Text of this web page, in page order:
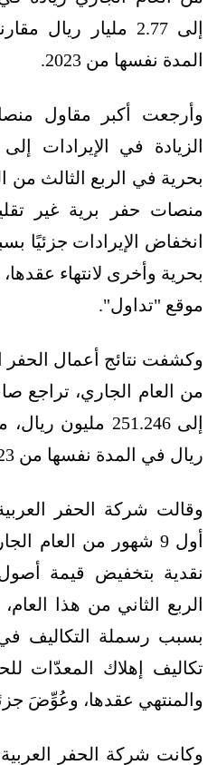
المدة نفسها من 2023.
وأرجعت أكبر مقاول
منصات حفر برية غير
بحرية وأخرى لانتهاء
موقع "تداول".
ريال في المدة نفسها من 2023.
وقالت شركة الحفر
أول 9 شهور من العام
الربع الثاني من هذا
بسبب رسملة التكاليف في
تكاليف إهلاك المعدّات
والمنتهي عقدها، وعُوِّضَ
وكانت شركة الحفر